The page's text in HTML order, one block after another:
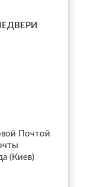
Почтой
(Киев)